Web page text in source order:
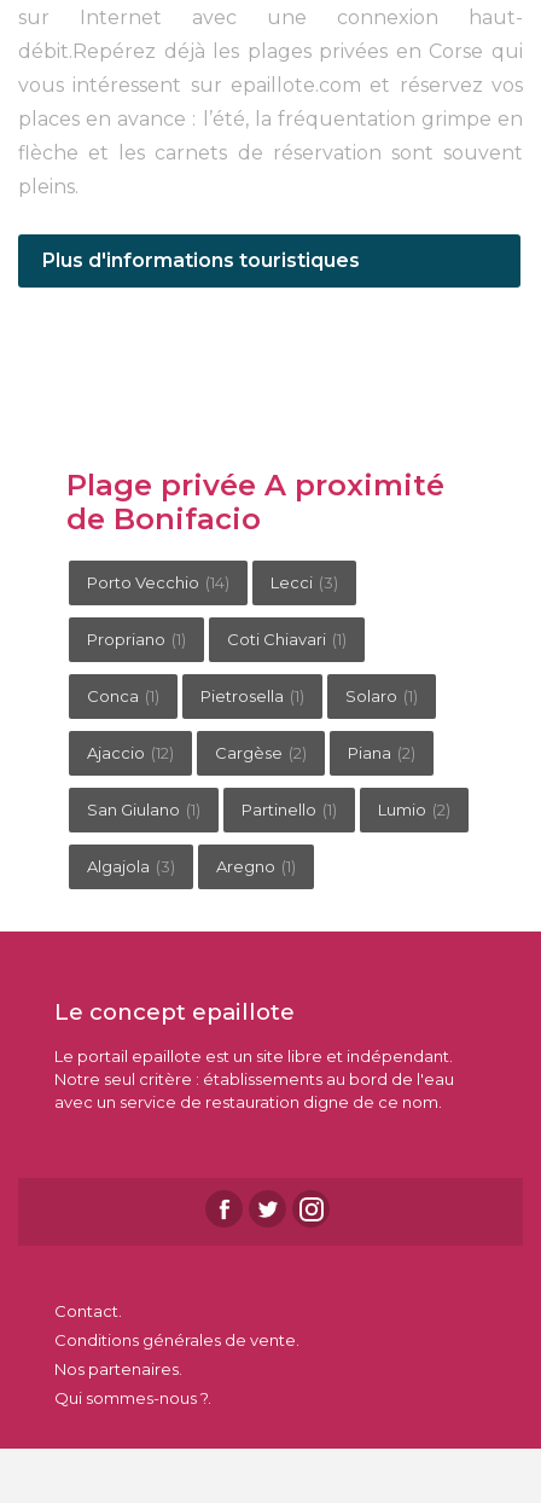
sur Internet avec une connexion haut-
débit.Repérez déjà les plages privées en Corse qui
vous intéressent sur epaillote.com et réservez vos
places en avance : l’été, la fréquentation grimpe en
flèche et les carnets de réservation sont souvent
pleins.
Plus d'informations touristiques
Plage privée A proximité
de Bonifacio
Porto Vecchio (14) Lecci (3)
Propriano (1) Coti Chiavari (1)
Conca (1) Pietrosella (1) Solaro (1)
Ajaccio (12) Cargèse (2) Piana (2)
San Giulano (1) Partinello (1) Lumio (2)
Algajola (3) Aregno (1)
Le concept epaillote
Le portail epaillote est un site libre et indépendant.
Notre seul critère : établissements au bord de l'eau
avec un service de restauration digne de ce nom.
Contact.
Conditions générales de vente.
Nos partenaires.
Qui sommes-nous ?.